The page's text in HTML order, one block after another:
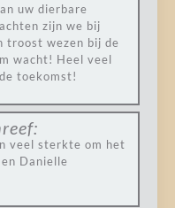
uw dierbare
zijn we bij
troost wezen bij de
wacht! Heel veel
toekomst!
veel sterkte om het
Danielle